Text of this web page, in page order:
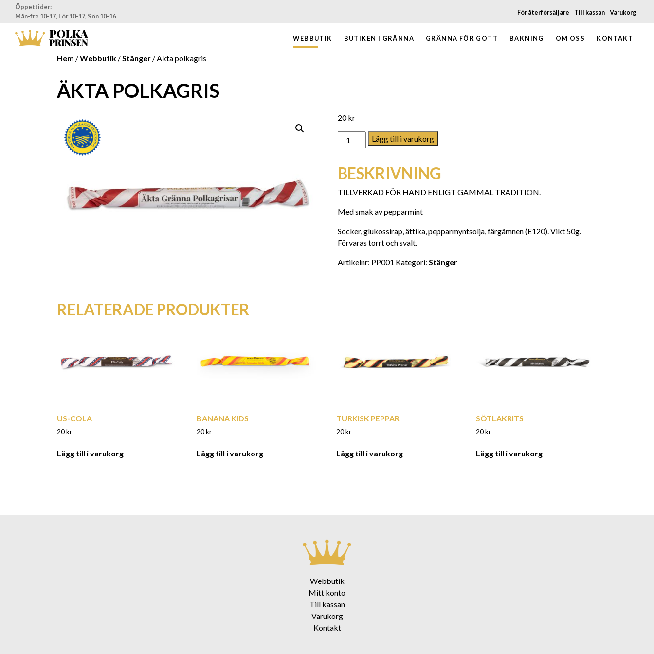
Öppettider:
Mån-fre 10-17, Lör 10-17, Sön 10-16
För återförsäljare Till kassan Varukorg
WEBBUTIK BUTIKEN I GRÄNNA GRÄNNA FÖR GOTT BAKNING OM OSS KONTAKT
Hem /Webbutik /Stänger / Äkta polkagris
ÄKTA POLKAGRIS
20kr
Äkta polkagris mängd
Lägg till i varukorg
BESKRIVNING
TILLVERKAD FÖR HAND ENLIGT GAMMAL TRADITION.
Med smak av pepparmint
Socker, glukossirap, ättika, pepparmyntsolja, färgämnen (E120). Vikt 50g.
Förvaras torrt och svalt.
Artikelnr: PP001 Kategori:Stänger
RELATERADE PRODUKTER
US-COLA
20kr
Lägg till i varukorg
BANANA KIDS
20kr
Lägg till i varukorg
TURKISK PEPPAR
20kr
Lägg till i varukorg
SÖTLAKRITS
20kr
Lägg till i varukorg
Webbutik
Mitt konto
Till kassan
Varukorg
Kontakt